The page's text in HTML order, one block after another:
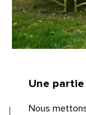
Une
Nous